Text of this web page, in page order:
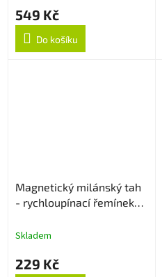
549 Kč
Do košíku
Magnetický milánský tah
- rychloupínací řemínek
Skladem
229 Kč